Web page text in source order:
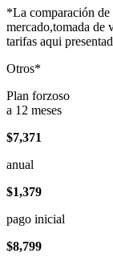
*La comparación de
mercado,tomada de
tarifas aqui
Otros*
Plan forzoso
a 12 meses
$7,371
anual
$1,379
pago inicial
$8,799